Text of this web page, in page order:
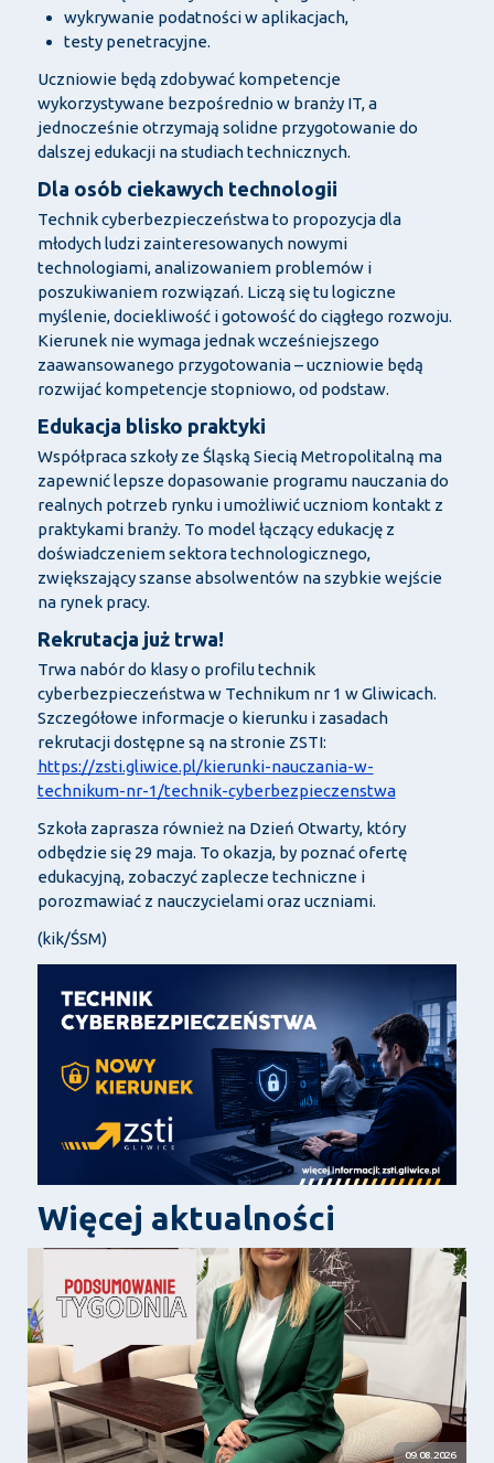
wykrywanie podatności w aplikacjach,
testy penetracyjne.
Uczniowie będą zdobywać kompetencje
wykorzystywane bezpośrednio w branży IT, a
jednocześnie otrzymają solidne przygotowanie do
dalszej edukacji na studiach technicznych.
Dla osób ciekawych technologii
Technik cyberbezpieczeństwa to propozycja dla
młodych ludzi zainteresowanych nowymi
technologiami, analizowaniem problemów i
poszukiwaniem rozwiązań. Liczą się tu logiczne
myślenie, dociekliwość i gotowość do ciągłego rozwoju.
Kierunek nie wymaga jednak wcześniejszego
zaawansowanego przygotowania – uczniowie będą
rozwijać kompetencje stopniowo, od podstaw.
Edukacja blisko praktyki
Współpraca szkoły ze Śląską Siecią Metropolitalną ma
zapewnić lepsze dopasowanie programu nauczania do
realnych potrzeb rynku i umożliwić uczniom kontakt z
praktykami branży. To model łączący edukację z
doświadczeniem sektora technologicznego,
zwiększający szanse absolwentów na szybkie wejście
na rynek pracy.
Rekrutacja już trwa!
Trwa nabór do klasy o profilu technik
cyberbezpieczeństwa w Technikum nr 1 w Gliwicach.
Szczegółowe informacje o kierunku i zasadach
rekrutacji dostępne są na stronie ZSTI:
https://zsti.gliwice.pl/kierunki-nauczania-w-
technikum-nr-1/technik-cyberbezpieczenstwa
Szkoła zaprasza również na Dzień Otwarty, który
odbędzie się 29 maja. To okazja, by poznać ofertę
edukacyjną, zobaczyć zaplecze techniczne i
porozmawiać z nauczycielami oraz uczniami.
(kik/ŚSM)
Więcej aktualności
09.08.2026